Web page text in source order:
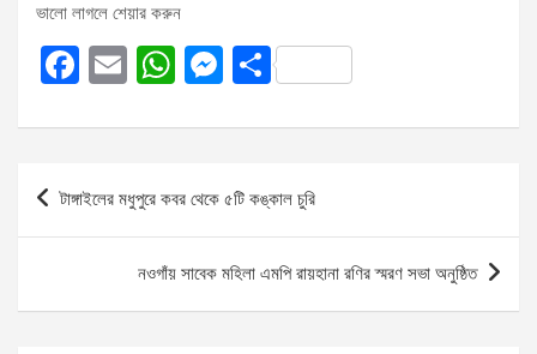
ভালো লাগলে শেয়ার করুন
F
ce
b
o
E
ail
W
at
A
p
p
M
se
n
g
er
S
ar
Post
navigation
টাঙ্গাইলের মধুপুরে কবর থেকে ৫টি কঙ্কাল চুরি
নওগাঁয় সাবেক মহিলা এমপি রায়হানা রণির স্মরণ সভা অনুষ্ঠিত